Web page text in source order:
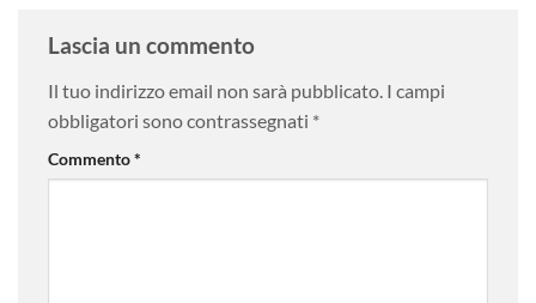
Lascia un commento
Il tuo indirizzo email non sarà pubblicato. I campi
obbligatori sono contrassegnati *
Commento*